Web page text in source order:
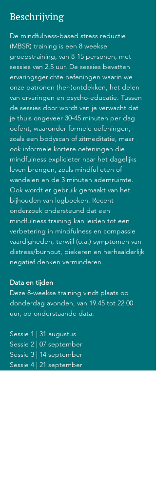
Beschrijving
De mindfulness-based stress reductie
(MBSR) training is een 8 weekse
groepstraining, van 8-15 personen, met
sessies van 2,5 uur. De sessies bevatten
ervaringsgerichte oefeningen waarin we
onze patronen (her-)ontdekken, het delen
van ervaringen en psycho-educatie. Tussen
de sessies door wordt van je verwacht dat
je thuis ongeveer 30-45 minuten per dag
oefent, waaronder formele oefeningen,
zoals een bodyscan of zitmeditatie, maar
ook informele kortere oefeningen die
mindfulness explicieter naar het dagelijks
leven brengen, zoals mindful eten of
wandelen en de 3 minuten ademruimte.
Ook wordt er gebruik gemaakt van het
bijhouden van logboeken. Recent
onderzoek ondersteund dat een
mindfulness training kan leiden tot een
verbetering in mindfulness en compassie
vaardigheden, terwijl (o.a.) symptomen van
distress/burnout, piekeren en herhaalderlijk
negatief denken verminderen.
Data en tijden
Deze 8-weekse training vindt plaats op
donderdag avonden, van 19.45 tot 22.00
uur, op onderstaande data:
Sessie 1 | 31 augustus
Sessie 2 | 07 september
Sessie 3 | 14 september
Sessie 4 | 21 september